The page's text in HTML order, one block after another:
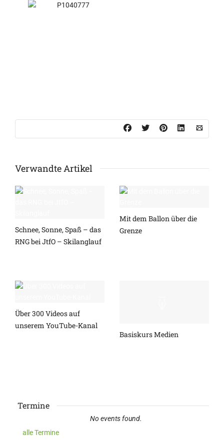
Verwandte Artikel
Schnee, Sonne, Spaß – das
RNG bei JtfO – Skilanglauf
Mit dem Ballon über die
Grenze
Über 300 Videos auf
unserem YouTube-Kanal
Basiskurs Medien
Termine
No events found.
alle Termine